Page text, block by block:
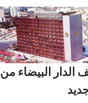
البيضاء من